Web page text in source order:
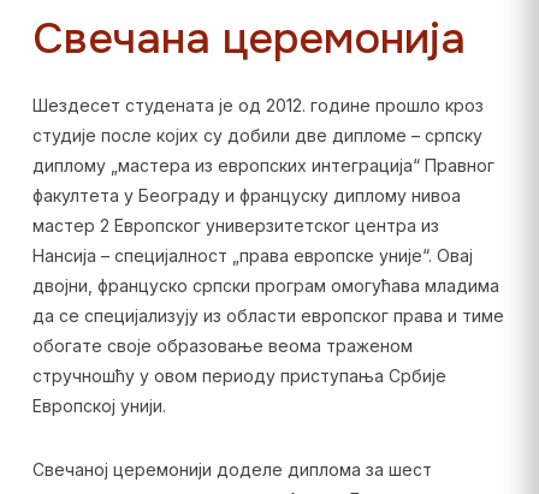
Свечана церемонија
Шездесет студената је од 2012. године прошло кроз
студије после којих су добили две дипломе – српску
диплому „мастера из европских интеграција“ Правног
факултета у Београду и француску диплому нивоа
мастер 2 Европског универзитетског центра из
Нансија – специјалност „права европске уније“. Овај
двојни, француско српски програм омогућава младима
да се специјализују из области европског права и тиме
обогате своје образовање веома траженом
стручношћу у овом периоду приступања Србије
Европској унији.
Свечаној церемонији доделе диплома за шест